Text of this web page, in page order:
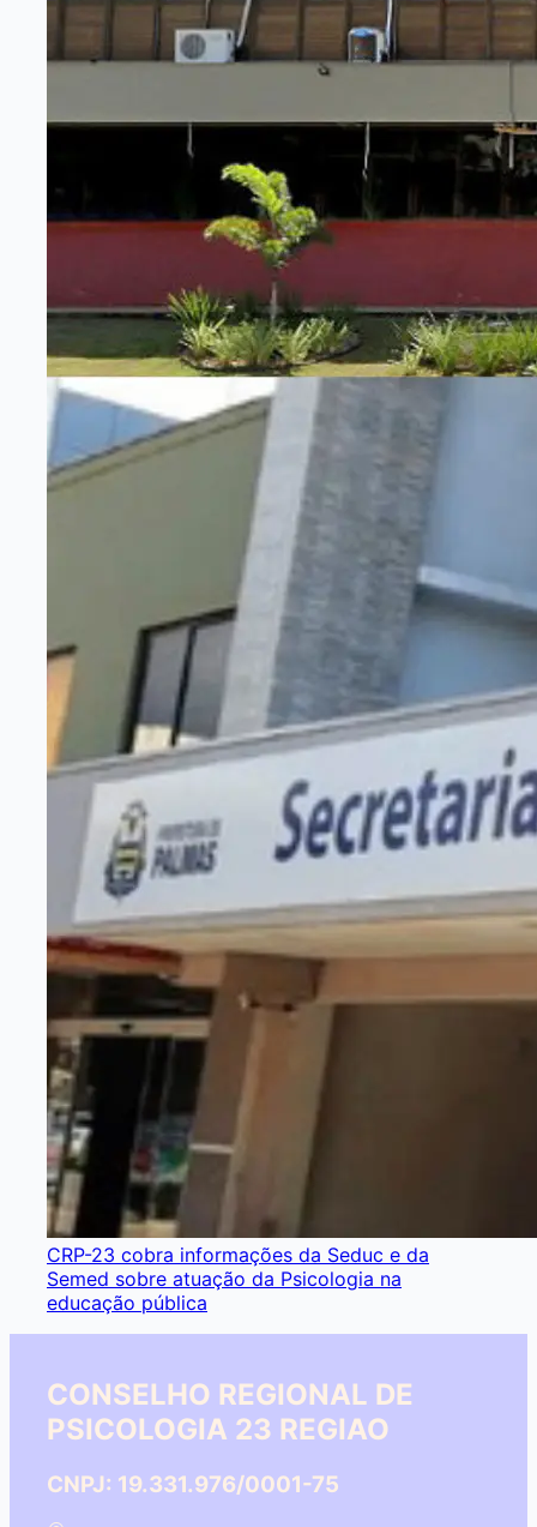
CRP-23 cobra informações da Seduc e da
Semed sobre atuação da Psicologia na
educação pública
CONSELHO REGIONAL DE
PSICOLOGIA 23 REGIAO
CNPJ: 19.331.976/0001-75